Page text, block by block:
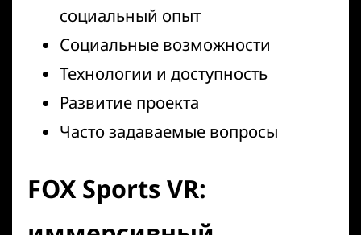
социальный опыт
Социальные возможности
Технологии и доступность
Развитие проекта
Часто задаваемые вопросы
FOX Sports VR: